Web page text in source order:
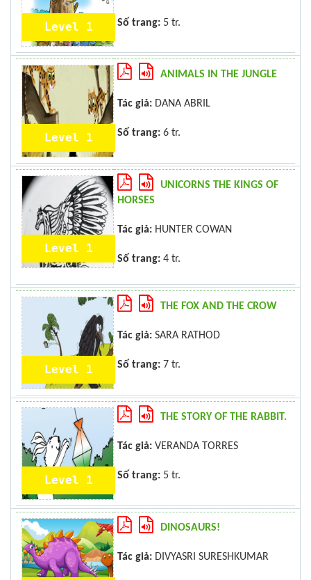
Level 1 Số trang: 5 tr.
Level 1
ANIMALS IN THE JUNGLE
Tác giả: DANA ABRIL
Số trang: 6 tr.
Level 1
UNICORNS THE KINGS OF
HORSES
Tác giả: HUNTER COWAN
Số trang: 4 tr.
Level 1
THE FOX AND THE CROW
Tác giả: SARA RATHOD
Số trang: 7 tr.
Level 1
THE STORY OF THE RABBIT.
Tác giả: VERANDA TORRES
Số trang: 5 tr.
DINOSAURS!
Tác giả: DIVYASRI SURESHKUMAR